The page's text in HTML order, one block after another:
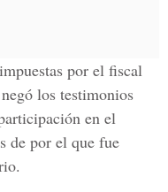
por el fiscal
los testimonios
en el
de por el que fue